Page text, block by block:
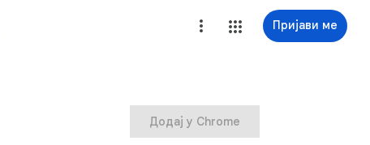
Пријави ме
Додај у Chrome